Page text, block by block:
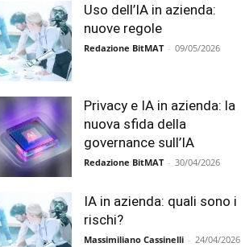
Uso dell’IA in azienda:
nuove regole
Redazione BitMAT - 09/05/2026
Privacy e IA in azienda: la
nuova sfida della
governance sull’IA
Redazione BitMAT - 30/04/2026
IA in azienda: quali sono i
rischi?
Massimiliano Cassinelli - 24/04/2026